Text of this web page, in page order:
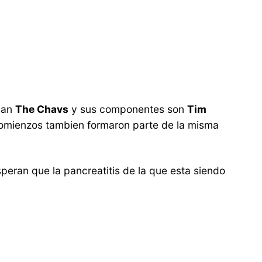
The Chavs y sus componentes son Tim
tambien formaron parte de la misma
que la pancreatitis de la que esta siendo